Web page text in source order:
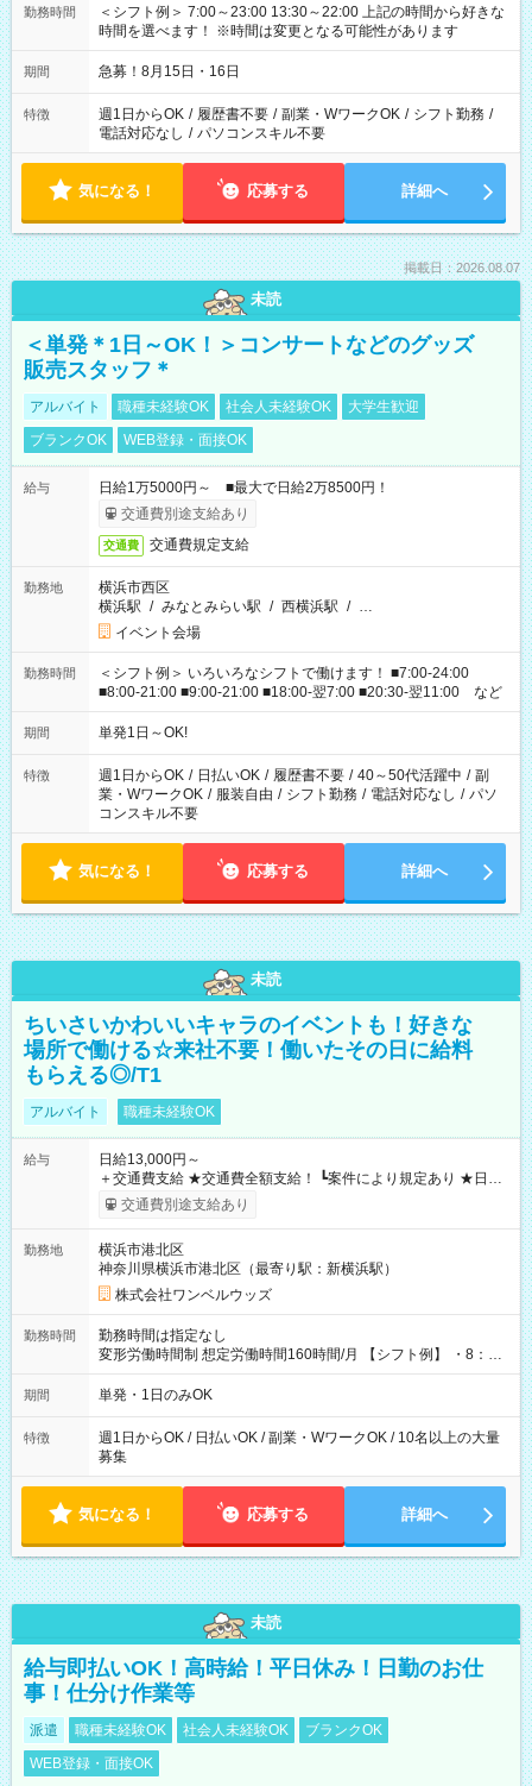
勤務時間
＜シフト例＞ 7:00～23:00 13:30～22:00 上記の時間から好きな
時間を選べます！ ※時間は変更となる可能性があります
期間 急募！8月15日・16日
特徴 週1日からOK / 履歴書不要 / 副業・WワークOK / シフト勤務 /
電話対応なし / パソコンスキル不要
気になる！ 応募する 詳細へ
掲載日：2026.08.07
未読
＜単発＊1日～OK！＞コンサートなどのグッズ
販売スタッフ＊
アルバイト 職種未経験OK 社会人未経験OK
大学生歓迎
ブランクOK
WEB登録・面接OK
給与
日給1万5000円～ ■最大で日給2万8500円！
交通費別途支給あり
交通費 交通費規定支給
勤務地
横浜市西区
横浜駅 / みなとみらい駅 / 西横浜駅 / …
イベント会場
勤務時間
＜シフト例＞ いろいろなシフトで働けます！ ■7:00-24:00
■8:00-21:00 ■9:00-21:00 ■18:00-翌7:00 ■20:30-翌11:00 など
期間 単発1日～OK!
特徴 週1日からOK / 日払いOK / 履歴書不要 / 40～50代活躍中 / 副
業・WワークOK / 服装自由 / シフト勤務 / 電話対応なし / パソ
コンスキル不要
気になる！ 応募する 詳細へ
未読
ちいさいかわいいキャラのイベントも！好きな
場所で働ける☆来社不要！働いたその日に給料
もらえる◎/T1
アルバイト 職種未経験OK
給与
日給13,000円～
＋交通費支給 ★交通費全額支給！ ┗案件により規定あり ★日払
いOK！（規定あり） ┗働いたその日に現金GET♪ お仕事後はコ
ンビニATMから 日払い分を引き落とせます！ 【試用期間】試
交通費別途支給あり
勤務地
横浜市港北区
神奈川県横浜市港北区（最寄り駅：新横浜駅）
株式会社ワンベルウッズ
勤務時間
勤務時間は指定なし
変形労働時間制 想定労働時間160時間/月 【シフト例】 ・8：00
～21：00
期間 単発・1日のみOK
特徴
週1日からOK / 日払いOK / 副業・WワークOK / 10名以上の大量
募集
気になる！ 応募する 詳細へ
未読
給与即払いOK！高時給！平日休み！日勤のお仕
事！仕分け作業等
派遣 職種未経験OK 社会人未経験OK
ブランクOK
WEB登録・面接OK